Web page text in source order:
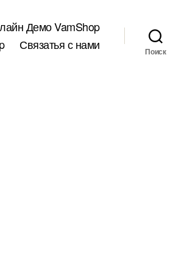
Демо VamShop
Связатья с нами Поиск